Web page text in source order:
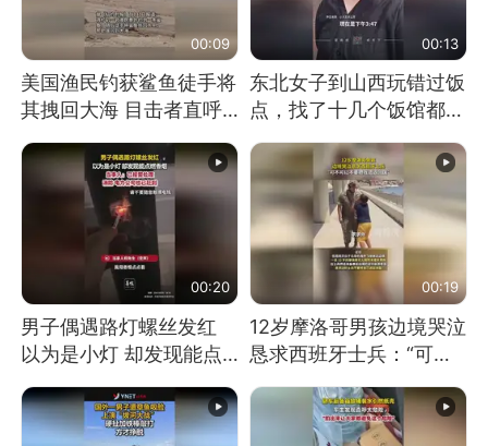
00:09
美国渔民钓获鲨鱼徒手将
其拽回大海 目击者直呼
消息）
00:13
东北女子到山西玩错过饭
点，找了十几个饭馆都没
00:20
男子偶遇路灯螺丝发红
以为是小灯 却发现能点
处理
00:19
12岁摩洛哥男孩边境哭泣
恳求西班牙士兵：“可不